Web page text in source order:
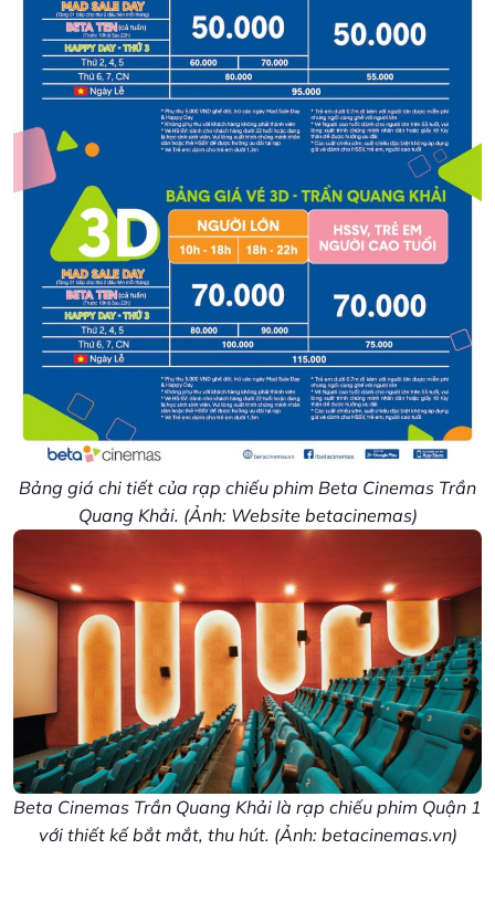
Bảng giá chi tiết của rạp chiếu phim Beta Cinemas Trần
Quang Khải. (Ảnh: Website betacinemas)
Beta Cinemas Trần Quang Khải là rạp chiếu phim Quận 1
với thiết kế bắt mắt, thu hút. (Ảnh: betacinemas.vn)